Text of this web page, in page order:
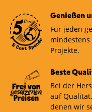
Genießen
Für jeden
Projekte.
Beste
Bei der
auf
denen wir